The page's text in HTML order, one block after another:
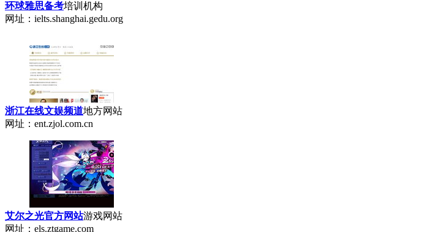
环球雅思备考培训机构
网址：ielts.shanghai.gedu.org
浙江在线文娱频道地方网站
网址：ent.zjol.com.cn
艾尔之光官方网站游戏网站
网址：els.ztgame.com